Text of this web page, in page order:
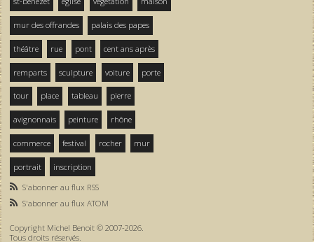
mur des offrandes palais des papes
théâtre rue pont cent ans après
remparts sculpture voiture porte
tour place tableau pierre
avignonnais peinture rhône
commerce festival rocher mur
portrait
inscription
S'abonner au flux RSS
S'abonner au flux ATOM
Copyright Michel Benoit © 2007-2026.
Tous droits réservés.